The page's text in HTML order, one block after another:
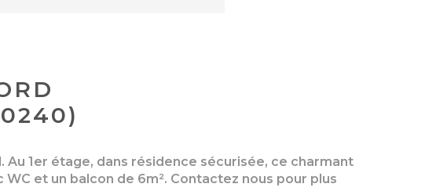
Au 1er étage, dans résidence sécurisée, ce charmant
et un balcon de 6m². Contactez nous pour plus